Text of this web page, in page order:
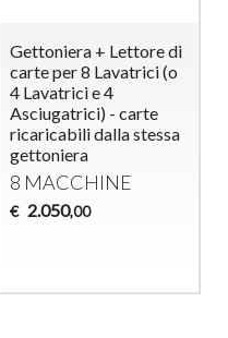
Gettoniera + Lettore di
carte per 8 Lavatrici (o
4 Lavatrici e 4
Asciugatrici) - carte
ricaricabili dalla stessa
gettoniera
8 MACCHINE
€ 2.050,00